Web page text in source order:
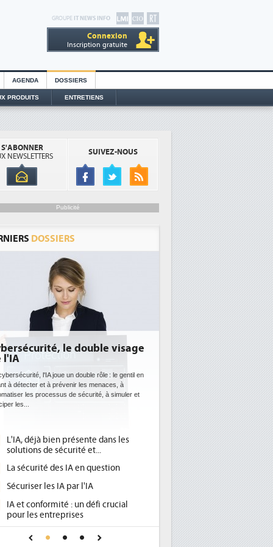
GROUPE IT NEWS INFO
Connexion
Inscription gratuite
AGENDA DOSSIERS
PRODUITS ENTRETIENS
S'ABONNER
NEWSLETTERS
SUIVEZ-NOUS
Publicité
DOSSIERS
DEE: l'efficacité énergétique
bientôt une obligation pour les
datacenters
Des datacenters plus durables et plus efficaces, c'est
ce que recherchent les pouvoirs publics européens
1
Qu'est-ce que la DEE (directive
d'efficacité énergétique) ?
2
DEE, une pression administrative
place pour répondre à...
Phocea DC dans les cordes pour la
DEE